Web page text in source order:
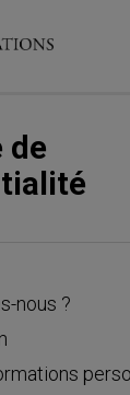
de
nous ?